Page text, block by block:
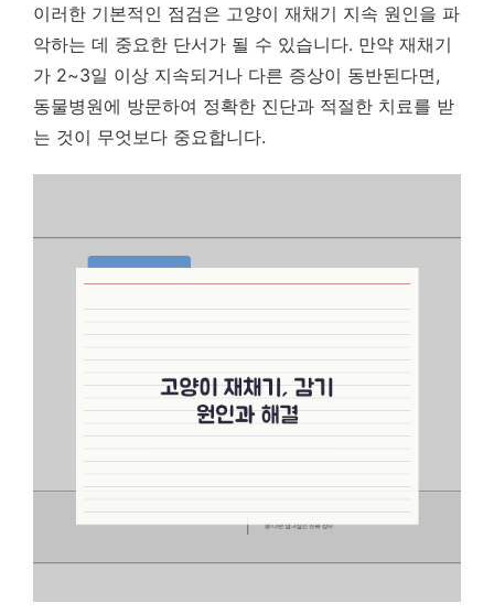
이러한 기본적인 점검은 고양이 재채기 지속 원인을 파
악하는 데 중요한 단서가 될 수 있습니다. 만약 재채기
가 2~3일 이상 지속되거나 다른 증상이 동반된다면,
동물병원에 방문하여 정확한 진단과 적절한 치료를 받
는 것이 무엇보다 중요합니다.